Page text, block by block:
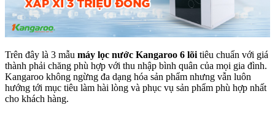
Trên đây là 3 mẫu máy lọc nước Kangaroo 6 lõi tiêu chuẩn với giá
thành phải chăng phù hợp với thu nhập bình quân của mọi gia đình.
Kangaroo không ngừng đa dạng hóa sản phẩm nhưng vẫn luôn
hướng tới mục tiêu làm hài lòng và phục vụ sản phẩm phù hợp nhất
cho khách hàng.